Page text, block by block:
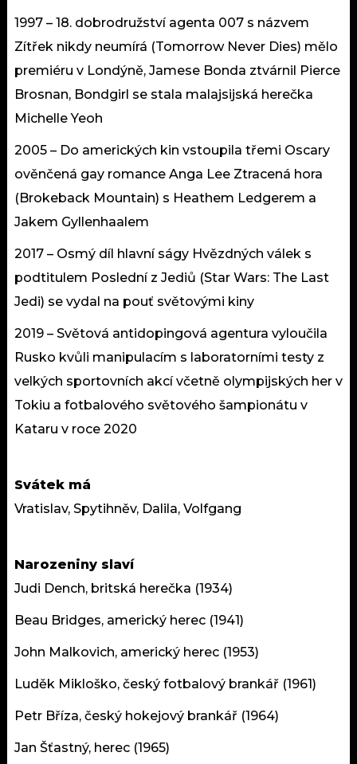
1997 – 18. dobrodružství agenta 007 s názvem
Zítřek nikdy neumírá (Tomorrow Never Dies) mělo
premiéru v Londýně, Jamese Bonda ztvárnil Pierce
Brosnan, Bondgirl se stala malajsijská herečka
Michelle Yeoh
2005 – Do amerických kin vstoupila třemi Oscary
ověnčená gay romance Anga Lee Ztracená hora
(Brokeback Mountain) s Heathem Ledgerem a
Jakem Gyllenhaalem
2017 – Osmý díl hlavní ságy Hvězdných válek s
podtitulem Poslední z Jediů (Star Wars: The Last
Jedi) se vydal na pouť světovými kiny
2019 – Světová antidopingová agentura vyloučila
Rusko kvůli manipulacím s laboratorními testy z
velkých sportovních akcí včetně olympijských her v
Tokiu a fotbalového světového šampionátu v
Kataru v roce 2020
Svátek má
Vratislav, Spytihněv, Dalila, Volfgang
Narozeniny slaví
Judi Dench, britská herečka (1934)
Beau Bridges, americký herec (1941)
John Malkovich, americký herec (1953)
Luděk Mikloško, český fotbalový brankář (1961)
Petr Bříza, český hokejový brankář (1964)
Jan Šťastný, herec (1965)